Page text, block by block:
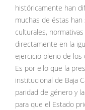
históricamente han
muchas de éstas
culturales,
directamente en la
ejercicio pleno de los
Es por ello que la
institucional de Baja
paridad de género y
para que el Estado